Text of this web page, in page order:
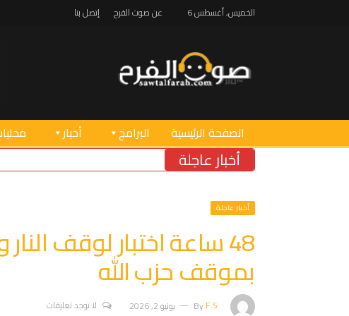
الخميس, أغسطس 6 عن صوت الفرح إتصل بنا
الصفحة الرئيسية البرامج أخبار
أخبار عاجلة
أخبار عاجلة
48 ساعة اختبار لوقف
بموقف حزب الله
ByF.S يونيو 2, 2026 لا توجد تعليقات